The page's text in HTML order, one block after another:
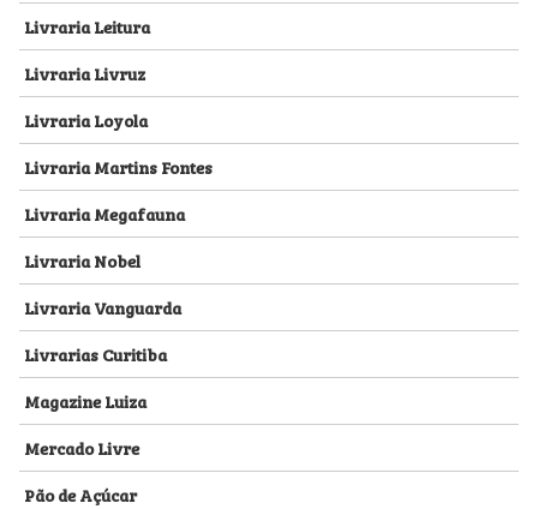
Livraria Leitura
Livraria Livruz
Livraria Loyola
Livraria Martins Fontes
Livraria Megafauna
Livraria Nobel
Livraria Vanguarda
Livrarias Curitiba
Magazine Luiza
Mercado Livre
Pão de Açúcar